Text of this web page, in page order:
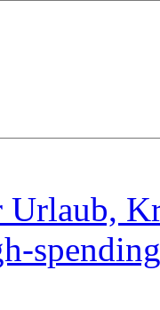
Urlaub,